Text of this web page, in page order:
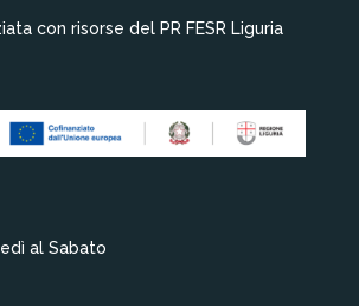
con risorse del PR FESR Liguria
al Sabato